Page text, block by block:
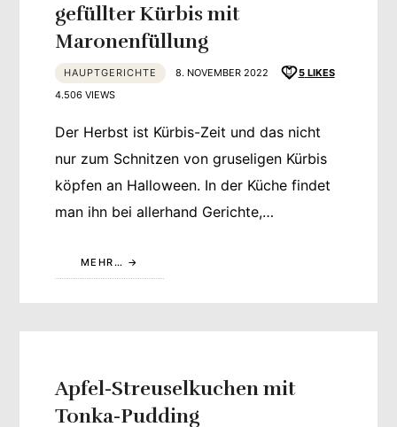
gefüllter Kürbis mit
Maronenfüllung
HAUPTGERICHTE 8. NOVEMBER 2022 5 LIKES
4.506 VIEWS
Der Herbst ist Kürbis-Zeit und das nicht
nur zum Schnitzen von gruseligen Kürbis
köpfen an Halloween. In der Küche findet
man ihn bei allerhand Gerichte,…
MEHR…
Apfel-Streuselkuchen mit
Tonka-Pudding